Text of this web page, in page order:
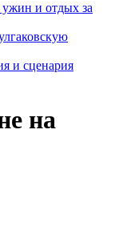
и отдых за
и сценария
на